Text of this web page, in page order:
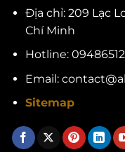
Địa chỉ: 209 Lạc
Chí Minh
Hotline:
Email:
Sitemap